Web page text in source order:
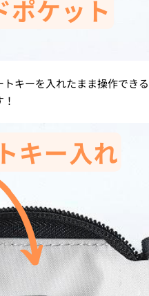
キーを入れたまま操作できる